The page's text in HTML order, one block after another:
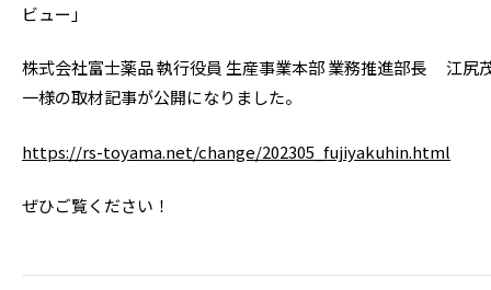
ビュー」
株式会社富士薬品 執行役員 生産事業本部 業務推進部長 江尻
一様の取材記事が公開になりました。
https://rs-toyama.net/change/202305_fujiyakuhin.html
ぜひご覧ください！